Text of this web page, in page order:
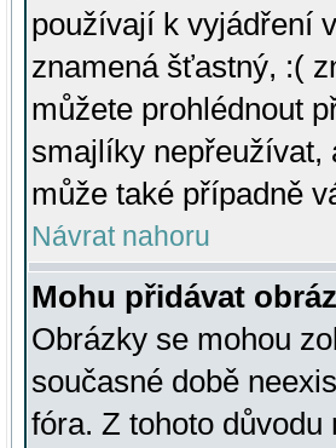
používají k vyjádření
znamená šťastný, :(
můžete prohlédnout
smajlíky nepřeužívat,
může také případně
Návrat nahoru
Mohu přidávat
Obrázky se mohou
současné době
fóra. Z tohoto